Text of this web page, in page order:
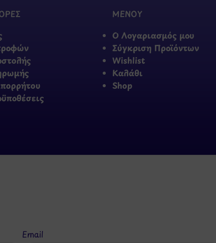
ΜΕΝΟΥ
Ο Λογαριασμός μου
Σύγκριση Προϊόντων
Wishlist
Καλάθι
Shop
Email